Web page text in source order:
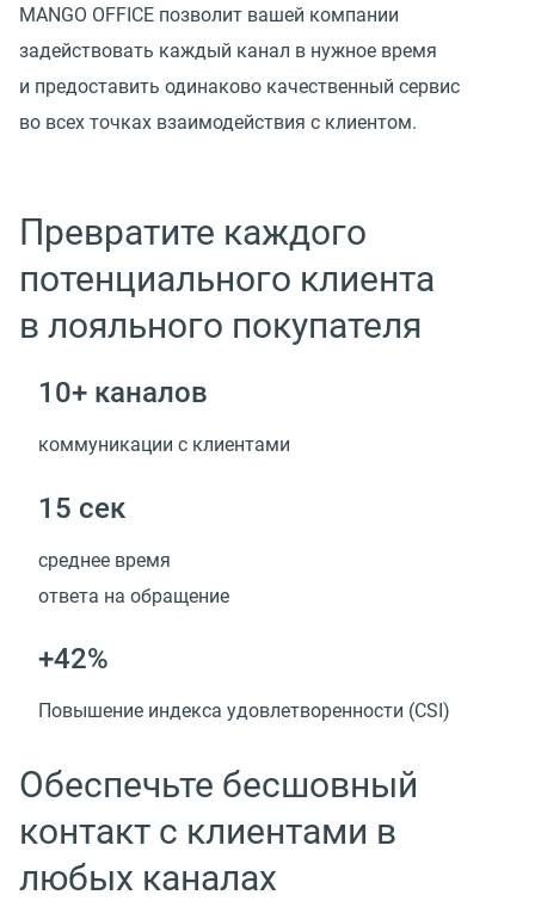
MANGO OFFICE позволит вашей компании
задействовать каждый канал в нужное время
и предоставить одинаково качественный сервис
во всех точках взаимодействия с клиентом.
Превратите каждого
потенциального клиента
в лояльного покупателя
10+ каналов
коммуникации с клиентами
15 сек
среднее время
ответа на обращение
+42%
Повышение индекса удовлетворенности (CSI)
Обеспечьте бесшовный
контакт с клиентами в
любых каналах